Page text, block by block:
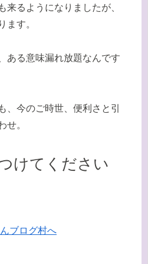
来るようになりましたが、
ます。
ある意味漏れ放題なんです
、今のご時世、便利さと引
せ。
けてください